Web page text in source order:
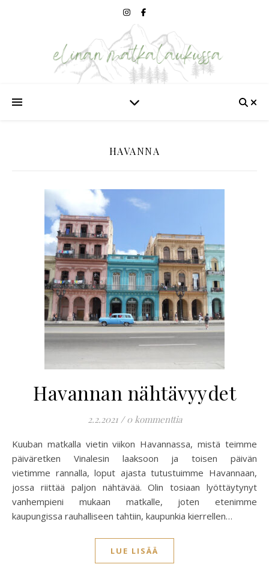
HAVANNA
Havannan nähtävyydet
2.2.2021 / 0 kommenttia
Kuuban matkalla vietin viikon Havannassa, mistä teimme
päiväretken Vinalesin laaksoon ja toisen päivän
vietimme rannalla, loput ajasta tutustuimme Havannaan,
jossa riittää paljon nähtävää. Olin tosiaan lyöttäytynyt
vanhempieni mukaan matkalle, joten etenimme
kaupungissa rauhalliseen tahtiin, kaupunkia kierrellen…
LUE LISÄÄ